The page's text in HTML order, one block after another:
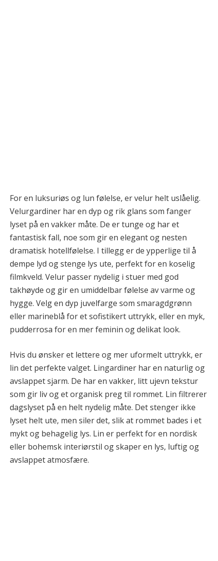
For en luksuriøs og lun følelse, er velur helt uslåelig.
Velurgardiner har en dyp og rik glans som fanger
lyset på en vakker måte. De er tunge og har et
fantastisk fall, noe som gir en elegant og nesten
dramatisk hotellfølelse. I tillegg er de ypperlige til å
dempe lyd og stenge lys ute, perfekt for en koselig
filmkveld. Velur passer nydelig i stuer med god
takhøyde og gir en umiddelbar følelse av varme og
hygge. Velg en dyp juvelfarge som smaragdgrønn
eller marineblå for et sofistikert uttrykk, eller en myk,
pudderrosa for en mer feminin og delikat look.
Hvis du ønsker et lettere og mer uformelt uttrykk, er
lin det perfekte valget. Lingardiner har en naturlig og
avslappet sjarm. De har en vakker, litt ujevn tekstur
som gir liv og et organisk preg til rommet. Lin filtrerer
dagslyset på en helt nydelig måte. Det stenger ikke
lyset helt ute, men siler det, slik at rommet bades i et
mykt og behagelig lys. Lin er perfekt for en nordisk
eller bohemsk interiørstil og skaper en lys, luftig og
avslappet atmosfære.